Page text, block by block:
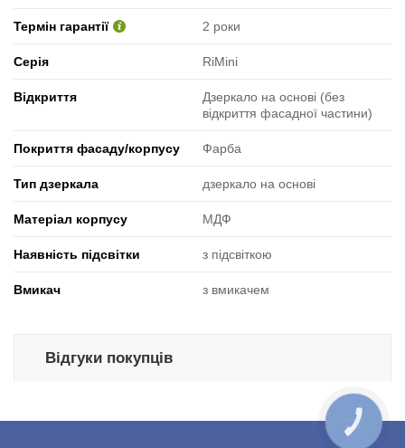
Термін гарантії 2 роки
Серія RiMini
Відкриття
Дзеркало на основі (без
відкриття фасадної частини)
Покриття фасаду/корпусу Фарба
Тип дзеркала дзеркало на основі
Матеріал корпусу МДФ
Наявність підсвітки з підсвіткою
Вмикач з вмикачем
Відгуки покупців
КНОПКА
ЗВ'ЯЗКУ